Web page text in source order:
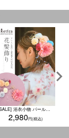
[SALE] 浴衣小物 パール下がり付きダリアマム花飾り浴衣ヘアアクセサリー8点セット (オフホワイト/ピンク)
2,980